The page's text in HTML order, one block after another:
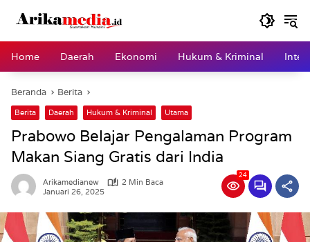
Home
Daerah Ekonomi Hukum & Kriminal
Beranda Berita
Berita Daerah Hukum & Kriminal Utama
Prabowo Belajar Pengalaman Program
Makan Siang Gratis dari India
Arikamedianew
2 Min Baca
Januari 26, 2025
24